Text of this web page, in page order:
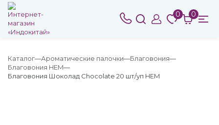
0 0
Каталог Ароматические палочки
Благовония
Благовония HEM
Благовония Шоколад Chocolate 20 шт/уп HEM